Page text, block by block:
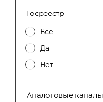
ГЦМО ЭМС
ВНИИФТРИ
INWAVE
Sinwave
Infosteraluna
Госреестр
Все
Да
Нет
Аналоговые каналы